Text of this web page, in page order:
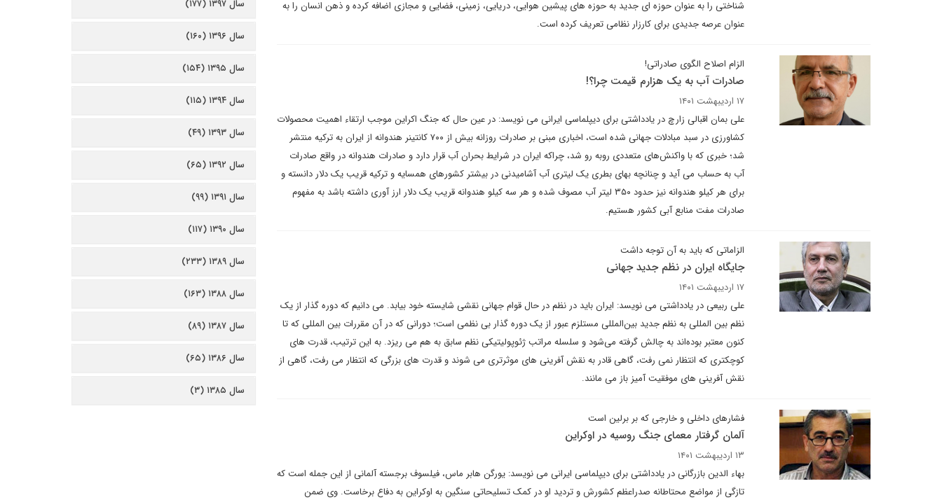
شناختی را به عنوان حوزه ای جدید به حوزه های پیشین هوایی، دریایی، زمینی، فضایی و مجازی اضافه کرده و ذهن انسان را به
عنوان عرصه جدیدی برای کارزار نظامی تعریف کرده است.
الزام اصلاح الگوی صادراتی!
صادرات آب به یک هزارم قیمت چرا؟!
۱۷ اردیبهشت ۱۴۰۱
علی بمان اقبالی زارچ در یادداشتی برای دیپلماسی ایرانی می نویسد: در عین حال که جنگ اکراین موجب ارتقاء اهمیت محصولات
کشاورزی در سبد مبادلات جهانی شده است، اخباری مبنی بر صادرات روزانه بیش از ۷۰۰ کانتینر هندوانه از ایران به ترکیه منتشر
شد؛ خبری که با واکنش‌های متعددی روبه رو شد، چراکه ایران در شرایط بحران آب قرار دارد و صادرات هندوانه در واقع صادرات
آب به حساب می آید و چنانچه بهای بطری یک لیتری آب آشامیدنی در بیشتر کشورهای همسایه و ترکیه قریب یک دلار دانسته و
برای هر کیلو هندوانه نیز حدود ۳۵۰ لیتر آب مصوف شده و هر سه کیلو هندوانه قریب یک دلار ارز آوری داشته باشد به مفهوم
صادرات مفت منابع آبی کشور هستیم.
الزاماتی که باید به آن توجه داشت
جایگاه ایران در نظم جدید جهانی
۱۷ اردیبهشت ۱۴۰۱
علی ربیعی در یادداشتی می نویسد: ایران باید در نظم در حال قوام جهانی نقشی شایسته خود بیابد. می دانیم که دوره گذار از یک
نظم بین المللی به نظم جدید بین‌المللی مستلزم عبور از یک دوره گذار بی نظمی است؛ دورانی که در آن مقررات بین المللی که تا
کنون معتبر بوده‌اند به چالش گرفته می‌شود و سلسله مراتب ژئوپولیتیکی نظم سابق به هم می ریزد. به این ترتیب، قدرت های
کوچکتری که انتظار نمی رفت، گاهی قادر به نقش آفرینی های موثرتری می شوند و قدرت های بزرگی که انتظار می رفت، گاهی از
نقش آفرینی های موفقیت آمیز باز می مانند.
فشارهای داخلی و خارجی که بر برلین است
آلمان گرفتار معمای جنگ روسیه در اوکراین
۱۳ اردیبهشت ۱۴۰۱
بهاء الدین بازرگانی در یادداشتی برای دیپلماسی ایرانی می نویسد: یورگن هابر ماس، فیلسوف برجسته آلمانی از این جمله است که
تازگی از مواضع محتاطانه صدراعظم کشورش و تردید او در کمک تسلیحاتی سنگین به اوکراین به دفاع برخاست. وی ضمن
سال ۱۳۹۷ (۱۷۷)
سال ۱۳۹۶ (۱۶۰)
سال ۱۳۹۵ (۱۵۴)
سال ۱۳۹۴ (۱۱۵)
سال ۱۳۹۳ (۴۹)
سال ۱۳۹۲ (۶۵)
سال ۱۳۹۱ (۹۹)
سال ۱۳۹۰ (۱۱۷)
سال ۱۳۸۹ (۲۳۳)
سال ۱۳۸۸ (۱۶۳)
سال ۱۳۸۷ (۸۹)
سال ۱۳۸۶ (۶۵)
سال ۱۳۸۵ (۳)